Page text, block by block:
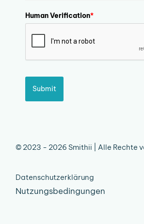
Human Verification*
Submit
© 2023 - 2026 Smithii | Alle Rechte
Datenschutzerklärung
Nutzungsbedingungen